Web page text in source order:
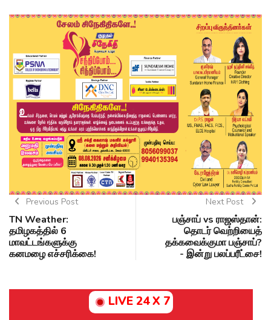
Previous Post
TN Weather:
தமிழகத்தில் 6
மாவட்டங்களுக்கு
கனமழை எச்சரிக்கை!
Next Post
பஞ்சாப் vs ராஜஸ்தான்:
தொடர் வெற்றியைத்
தக்கவைக்குமா பஞ்சாப்?
- இன்று பலப்பரீட்சை!
LIVE 24 X 7